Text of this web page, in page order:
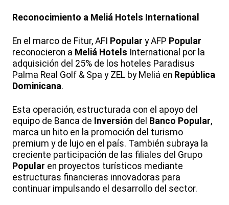
Reconocimiento a Meliá Hotels International
En el marco de Fitur, AFI Popular y AFP Popular
reconocieron a Meliá Hotels International por la
adquisición del 25% de los hoteles Paradisus
Palma Real Golf & Spa y ZEL by Meliá en República
Dominicana.
Esta operación, estructurada con el apoyo del
equipo de Banca de Inversión del Banco Popular,
marca un hito en la promoción del turismo
premium y de lujo en el país. También subraya la
creciente participación de las filiales del Grupo
Popular en proyectos turísticos mediante
estructuras financieras innovadoras para
continuar impulsando el desarrollo del sector.